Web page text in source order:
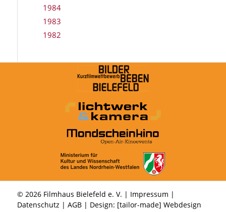
1984
1983
1982
© 2026 Filmhaus Bielefeld e. V. | Impressum |
Datenschutz | AGB| Design: [tailor-made] Webdesign